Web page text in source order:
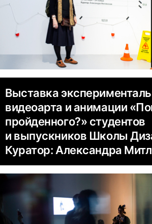
Выставка
видеоарта и анимации
пройденного?» студентов
и выпускников Школы
Куратор: Александра